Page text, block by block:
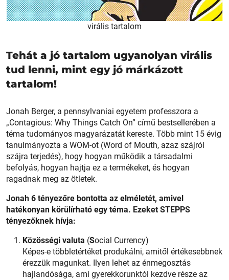
virális tartalom
Tehát a jó tartalom ugyanolyan virális
tud lenni, mint egy jó márkázott
tartalom!
Jonah Berger, a pennsylvaniai egyetem professzora a
„Contagious: Why Things Catch On” című bestsellerében a
téma tudományos magyarázatát kereste. Több mint 15 évig
tanulmányozta a WOM-ot (Word of Mouth, azaz szájról
szájra terjedés), hogy hogyan működik a társadalmi
befolyás, hogyan hajtja ez a termékeket, és hogyan
ragadnak meg az ötletek.
Jonah 6 tényezőre bontotta az elméletét, amivel
hatékonyan körülírható egy téma. Ezeket STEPPS
tényezőknek hívja:
Közösségi valuta (Social Currency)
Képes-e többletértéket produkálni, amitől értékesebbnek
érezzük magunkat. Ilyen lehet az énmegosztás
hajlandósága, ami gyerekkorunktól kezdve része az